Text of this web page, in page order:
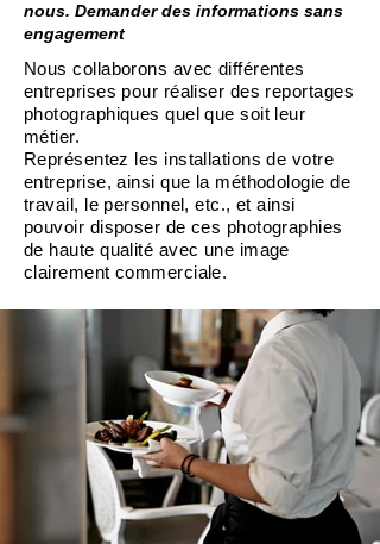
nous. Demander des informations sans
engagement
Nous collaborons avec différentes
entreprises pour réaliser des reportages
photographiques quel que soit leur
métier.
Représentez les installations de votre
entreprise, ainsi que la méthodologie de
travail, le personnel, etc., et ainsi
pouvoir disposer de ces photographies
de haute qualité avec une image
clairement commerciale.